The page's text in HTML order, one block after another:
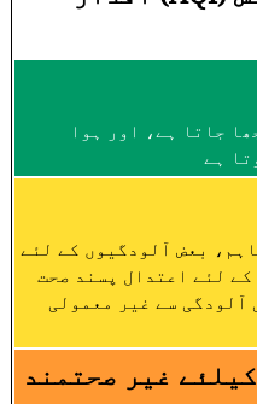
جاتا ہے، اور ہوا
ہے
بعض آلودگیوں کے لئے
لئے اعتدال پسند صحت
سے غیر معمولی
غیر صحتمند